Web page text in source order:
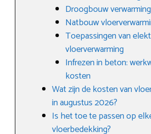
Droogbouw verwarming
Natbouw
Toepassingen van
vloerverwarming
Infrezen in beton:
kosten
Wat zijn de kosten van
in augustus 2026?
Is het toe te passen op
vloerbedekking?